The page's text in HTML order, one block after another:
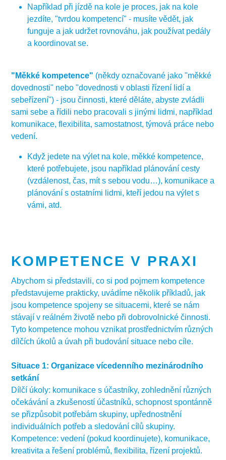
Například při jízdě na kole je proces, jak na kole
jezdíte, "tvrdou kompetencí" - musíte vědět, jak
funguje a jak udržet rovnováhu, jak používat pedály
a koordinovat se.
"Měkké kompetence" (někdy označované jako "měkké
dovednosti" nebo "dovednosti v oblasti řízení lidí a
sebeřízení") - jsou činnosti, které děláte, abyste zvládli
sami sebe a řídili nebo pracovali s jinými lidmi, například
komunikace, flexibilita, samostatnost, týmová práce nebo
vedení.
Když jedete na výlet na kole, měkké kompetence,
které potřebujete, jsou například plánování cesty
(vzdálenost, čas, mít s sebou vodu…), komunikace a
plánování s ostatními lidmi, kteří jedou na výlet s
vámi, atd.
KOMPETENCE V PRAXI
Abychom si představili, co si pod pojmem kompetence
představujeme prakticky, uvádíme několik příkladů, jak
jsou kompetence spojeny se situacemi, které se nám
stávají v reálném životě nebo při dobrovolnické činnosti.
Tyto kompetence mohou vznikat prostřednictvím různých
dílčích úkolů a úvah při budování situace nebo cíle.
Situace 1: Organizace vícedenního mezinárodního
setkání
Dílčí úkoly: komunikace s účastníky, zohlednění různých
očekávání a zkušeností účastníků, schopnost spontánně
se přizpůsobit potřebám skupiny, upřednostnění
individuálních potřeb a sledování cílů skupiny.
Kompetence: vedení (pokud koordinujete), komunikace,
kreativita a řešení problémů, flexibilita, řízení projektů.